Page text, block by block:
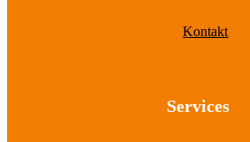
Kontakt
Services